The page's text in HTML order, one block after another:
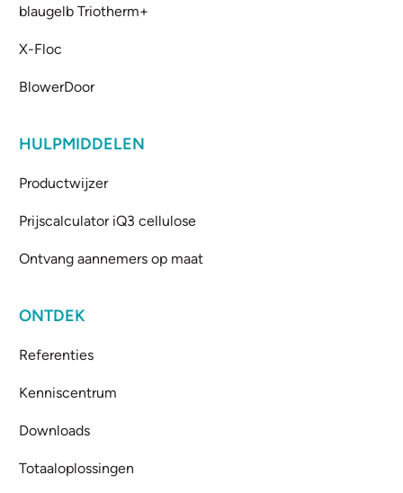
blaugelb Triotherm+
X-Floc
BlowerDoor
HULPMIDDELEN
Productwijzer
Prijscalculator iQ3 cellulose
Ontvang aannemers op maat
ONTDEK
Referenties
Kenniscentrum
Downloads
Totaaloplossingen